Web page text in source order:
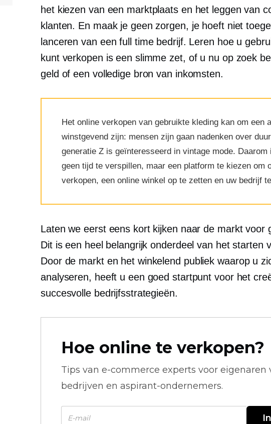
het kiezen van een marktplaats en het leggen van
klanten. En maak je geen zorgen, je hoeft niet
lanceren van eenfull timebedrijf. Leren hoe u
kunt verkopen is een slimme zet, of u nu op zoek
geld of een volledige bron van inkomsten.
Het online verkopen van gebruikte kleding kan om een
winstgevend zijn: mensen zijn gaan nadenken over
generatie Z is geïnteresseerd in vintage mode. Daarom
geen tijd te verspillen, maar een platform te kiezen om
verkopen, een online winkel op te zetten en uw bedrijf
Laten we eerst eens kort kijken naar de markt voor
Dit is een heel belangrijk onderdeel van het starten
Door de markt en het winkelend publiek waarop u
analyseren, heeft u een goed startpunt voor het
succesvolle bedrijfsstrategieën.
Hoe online te verkopen?
Tips van e-commerce experts voor eigenaren
bedrijven en aspirant-ondernemers.